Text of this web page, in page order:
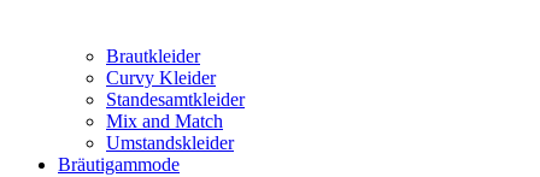
Brautkleider
Curvy Kleider
Standesamtkleider
Mix and Match
Umstandskleider
Bräutigammode